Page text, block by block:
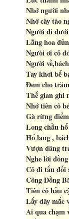
Nhớ người
Nhớ cây táo
Người đi
Lẵng hoa
Ngưòi ơi cỏ
Người
Tay khơi bể
Đem cho
Thế gian ghi
Nhớ tiên cô
Gà rừng
Long chầu
Hổ lang ,
Vượn dâng
Nghe lời
Cô đi tấu đối
Công Đồng
Tiên cô hầu
Lấy dây mắc
Ai qua chạm